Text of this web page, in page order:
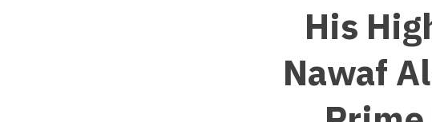
His
Nawaf